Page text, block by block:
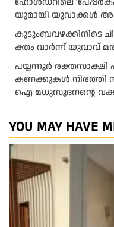
യുമായി യുവാക്കൾ
കു​ടും​ബ​വ​ഴ​ക്കി​നി​ടെ
ക്തം വാ​ർ​ന്ന് യു​വാ​വ്
പയ്യന്നൂർ
കണക്കുകൾ നിരത്തി
ഐ മധുസൂദനൻ്റെ
YOU MAY HAVE